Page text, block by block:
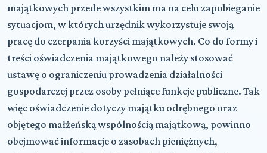
majątkowych przede wszystkim ma na celu zapobieganie
sytuacjom, w których urzędnik wykorzystuje swoją
pracę do czerpania korzyści majątkowych. Co do formy i
treści oświadczenia majątkowego należy stosować
ustawę o ograniczeniu prowadzenia działalności
gospodarczej przez osoby pełniące funkcje publiczne. Tak
więc oświadczenie dotyczy majątku odrębnego oraz
objętego małżeńską wspólnością majątkową, powinno
obejmować informacje o zasobach pieniężnych,